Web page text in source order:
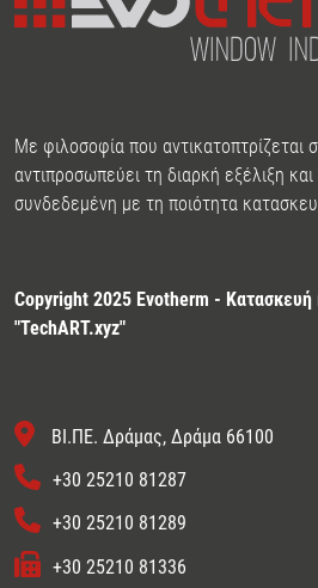
Με φιλοσοφία που αντικατοπτρίζεται
αντιπροσωπεύει τη διαρκή εξέλιξη
συνδεδεμένη με τη ποιότητα
Copyright 2025 Evotherm - Κατασκευή
"TechART.xyz"
ΒΙ.ΠΕ. Δράμας, Δράμα 66100
+30 25210 81287
+30 25210 81289
+30 25210 81336